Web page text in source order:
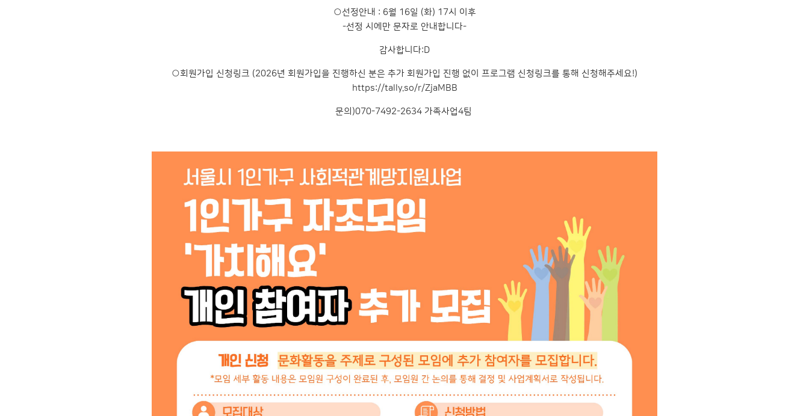
○선정안내 : 6월 16일 (화) 17시 이후
-선정 시에만 문자로 안내합니다-
감사합니다:D
○회원가입 신청링크 (2026년 회원가입을 진행하신 분은 추가 회원가입 진행 없이 프로그램 신청링크를 통해 신청해주세요!)
https://tally.so/r/ZjaMBB
문의)070-7492-2634 가족사업4팀